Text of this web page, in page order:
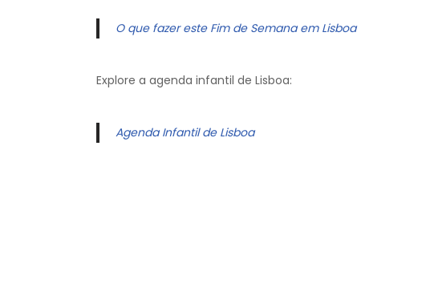
O que fazer este Fim de Semana em Lisboa
Explore a agenda infantil de Lisboa:
Agenda Infantil de Lisboa